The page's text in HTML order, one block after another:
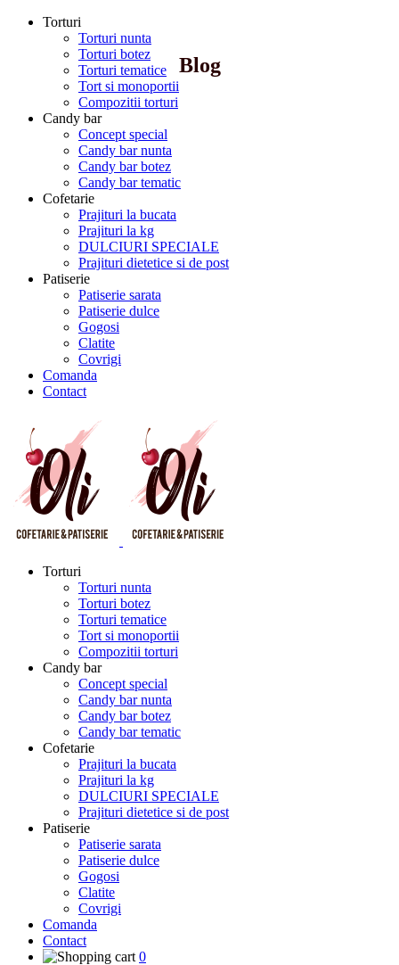
Torturi
Torturi nunta
Torturi botez
Torturi tematice
Tort si monoportii
Compozitii torturi
Candy bar
Concept special
Candy bar nunta
Candy bar botez
Candy bar tematic
Cofetarie
Prajituri la bucata
Prajituri la kg
DULCIURI SPECIALE
Prajituri dietetice si de post
Patiserie
Patiserie sarata
Patiserie dulce
Gogosi
Clatite
Covrigi
Comanda
Contact
Torturi
Torturi nunta
Torturi botez
Torturi tematice
Tort si monoportii
Compozitii torturi
Candy bar
Concept special
Candy bar nunta
Candy bar botez
Candy bar tematic
Cofetarie
Prajituri la bucata
Prajituri la kg
DULCIURI SPECIALE
Prajituri dietetice si de post
Patiserie
Patiserie sarata
Patiserie dulce
Gogosi
Clatite
Covrigi
Comanda
Contact
0
Blog